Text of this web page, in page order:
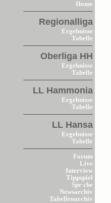
Home
Regionalliga
Ergebnisse
Tabelle
Oberliga HH
Ergebnisse
Tabelle
LL Hammonia
Ergebnisse
Tabelle
LL Hansa
Ergebnisse
Tabelle
Forum
Live
Interview
Tippspiel
Spr che
Newsarchiv
Tabellenarchiv